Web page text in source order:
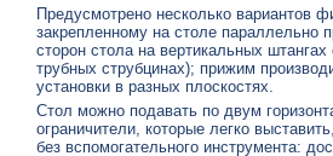
Предусмотрено несколько вариантов
закрепленному на столе параллельно
сторон стола на вертикальных
трубных струбцинах); прижим
установки в разных плоскостях.
Стол можно подавать по двум
ограничители, которые легко
без вспомогательного инструмента: